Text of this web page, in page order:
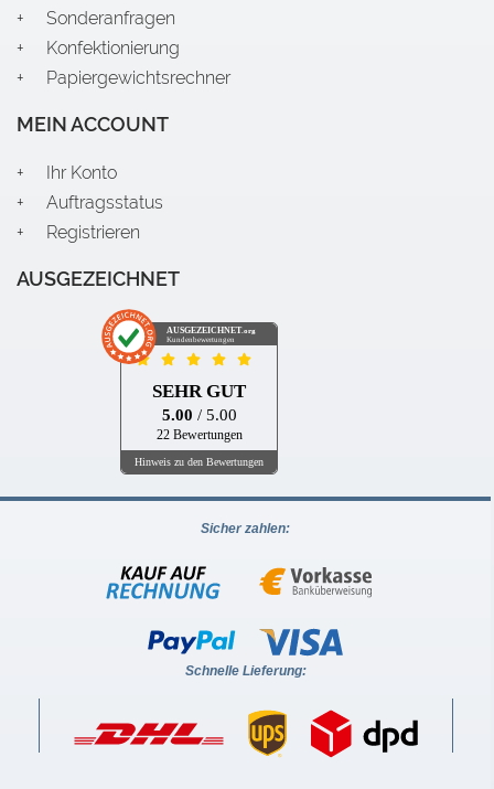
Sonderanfragen
Konfektionierung
Papiergewichtsrechner
MEIN ACCOUNT
Ihr Konto
Auftragsstatus
Registrieren
AUSGEZEICHNET
AUSGEZEICHNET .org
Kundenbewertungen
SEHR GUT
5.00 / 5.00
22 Bewertungen
Hinweis zu den Bewertungen
Sicher zahlen:
Schnelle Lieferung: